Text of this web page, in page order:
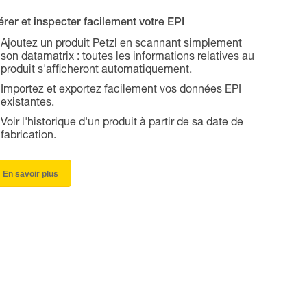
et inspecter facilement votre EPI
Ajoutez un produit Petzl en scannant simplement
son datamatrix : toutes les informations relatives au
produit s'afficheront automatiquement.
Importez et exportez facilement vos données EPI
existantes.
Voir l'historique d'un produit à partir de sa date de
fabrication.
En savoir plus